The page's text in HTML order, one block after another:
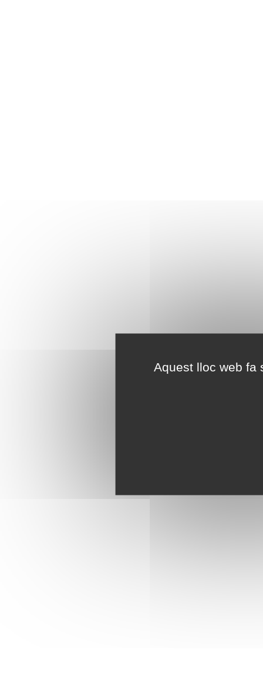
Aquest lloc web fa